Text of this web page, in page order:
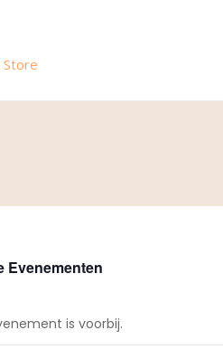
Store
Evenementen
is voorbij.